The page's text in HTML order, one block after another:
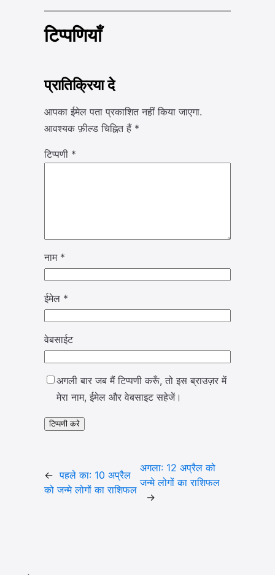
टिप्पणियाँ
प्रातिक्रिया दे
आपका ईमेल पता प्रकाशित नहीं किया जाएगा.
आवश्यक फ़ील्ड चिह्नित हैं *
टिप्पणी *
नाम *
ईमेल *
वेबसाईट
अगली बार जब मैं टिप्पणी करूँ, तो इस ब्राउज़र में
मेरा नाम, ईमेल और वेबसाइट सहेजें।
← पहले का: 10 अप्रैल
को जन्मे लोगों का राशिफल
अगला: 12 अप्रैल को
जन्मे लोगों का राशिफल
→